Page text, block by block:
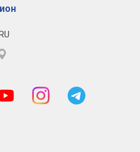
RU